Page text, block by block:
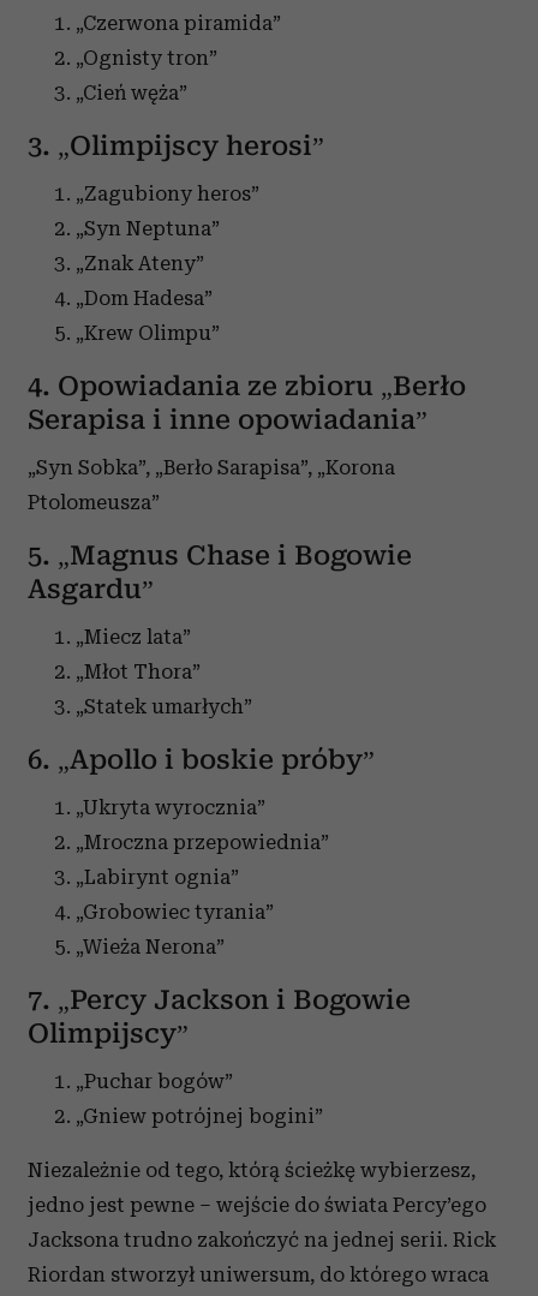
„Czerwona piramida”
„Ognisty tron”
„Cień węża”
3. „Olimpijscy herosi”
„Zagubiony heros”
„Syn Neptuna”
„Znak Ateny”
„Dom Hadesa”
„Krew Olimpu”
4. Opowiadania ze zbioru „Berło
Serapisa i inne opowiadania”
„Syn Sobka”, „Berło Sarapisa”, „Korona
Ptolomeusza”
5. „Magnus Chase i Bogowie
Asgardu”
„Miecz lata”
„Młot Thora”
„Statek umarłych”
6. „Apollo i boskie próby”
„Ukryta wyrocznia”
„Mroczna przepowiednia”
„Labirynt ognia”
„Grobowiec tyrania”
„Wieża Nerona”
7. „Percy Jackson i Bogowie
Olimpijscy”
„Puchar bogów”
„Gniew potrójnej bogini”
Niezależnie od tego, którą ścieżkę wybierzesz,
jedno jest pewne – wejście do świata Percy’ego
Jacksona trudno zakończyć na jednej serii. Rick
Riordan stworzył uniwersum, do którego wraca